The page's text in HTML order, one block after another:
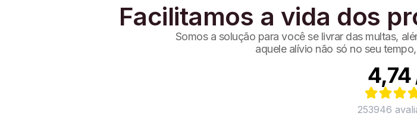
Facilitamos a vida dos
Somos a solução para você se livrar das multas,
aquele alívio não só no seu
4,74
253946